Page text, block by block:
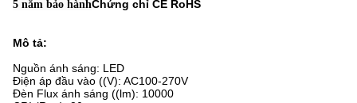
5 năm bảo hànhChứng chỉ CE RoHS
Mô tả:
Nguồn ánh sáng: LED
Điện áp đầu vào ((V): AC100-270V
Đèn Flux ánh sáng ((lm): 10000